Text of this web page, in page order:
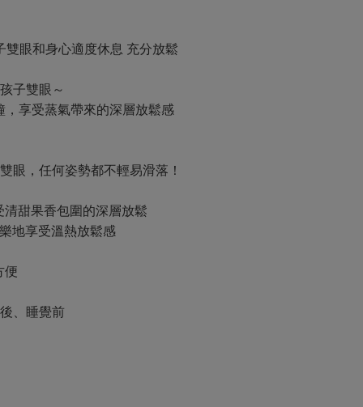
雙眼和身心適度休息 充分放鬆
子雙眼～
享受蒸氣帶來的深層放鬆感
眼，任何姿勢都不輕易滑落！
甜果香包圍的深層放鬆
地享受溫熱放鬆感
便
、睡覺前